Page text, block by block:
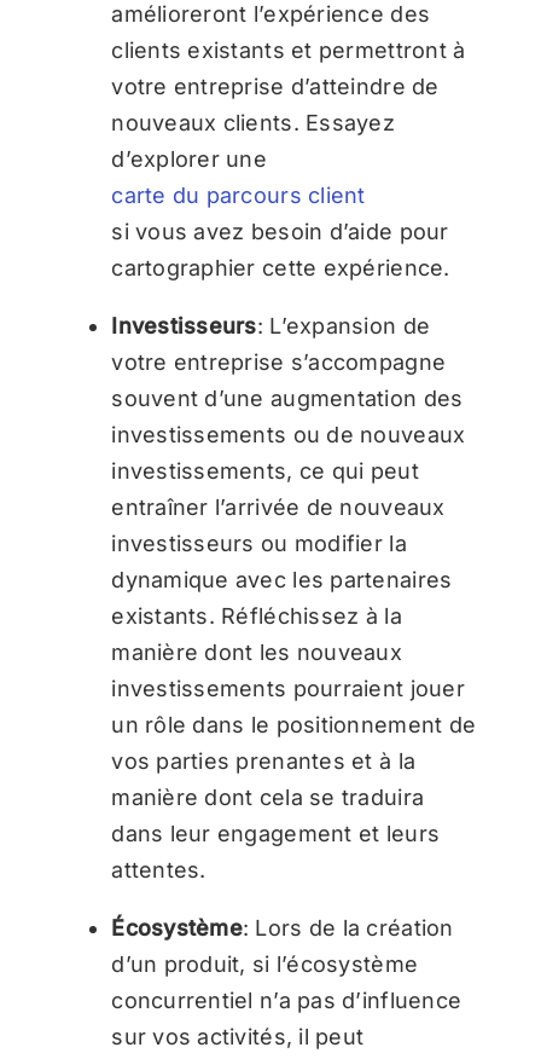
amélioreront l’expérience des
clients existants et permettront à
votre entreprise d’atteindre de
nouveaux clients. Essayez
d’explorer une
carte du parcours client
si vous avez besoin d’aide pour
cartographier cette expérience.
Investisseurs: L’expansion de
votre entreprise s’accompagne
souvent d’une augmentation des
investissements ou de nouveaux
investissements, ce qui peut
entraîner l’arrivée de nouveaux
investisseurs ou modifier la
dynamique avec les partenaires
existants. Réfléchissez à la
manière dont les nouveaux
investissements pourraient jouer
un rôle dans le positionnement de
vos parties prenantes et à la
manière dont cela se traduira
dans leur engagement et leurs
attentes.
Écosystème: Lors de la création
d’un produit, si l’écosystème
concurrentiel n’a pas d’influence
sur vos activités, il peut